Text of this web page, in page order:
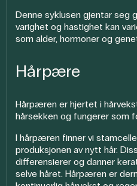
Denne syklusen gjentar seg
varighet og hastighet kan
som alder, hormoner og
Hårpære
Hårpæren er hjertet i
hårsekken og fungerer som
I hårpæren finner vi
produksjonen av nytt hår.
differensierer og danner
selve håret. Hårpæren er